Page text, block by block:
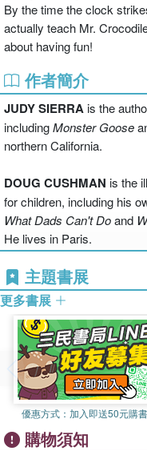
By the time the clock
actually teach Mr.
about having fun!
作者簡介
JUDY SIERRAis the
includingMonster Goose
northern California.
DOUG CUSHMAN is the
for children, including his
What Dads Can't Doand
He lives in Paris.
主題書展
更多書展
優惠方式： 加入即送50元購
購物須知